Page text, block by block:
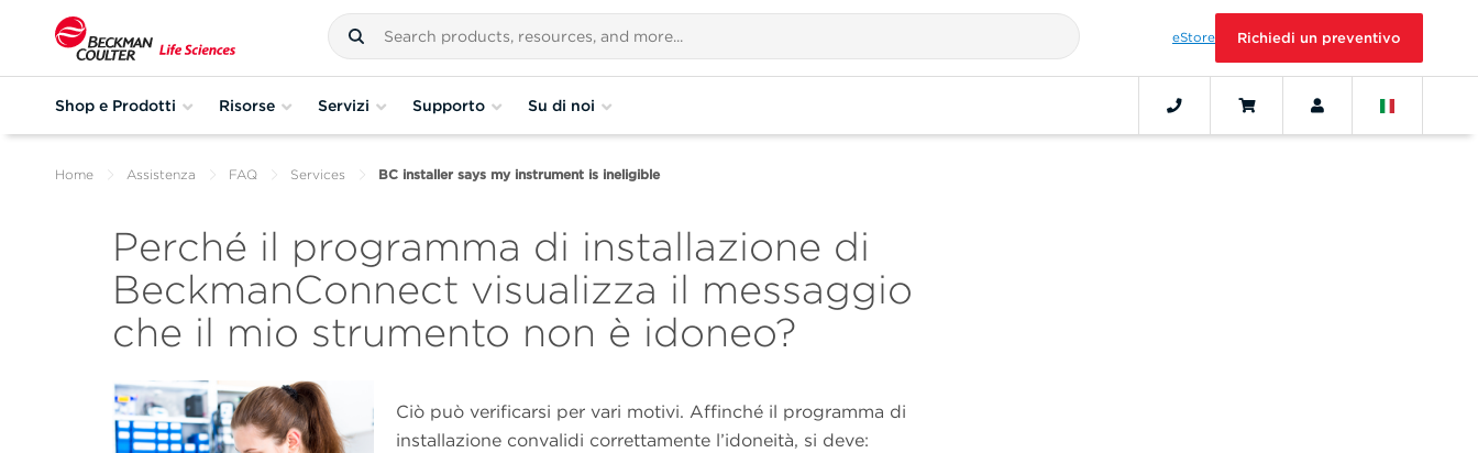
eStore Richiedi un preventivo
Shop e Prodotti Risorse Servizi Supporto Su di noi
Home Assistenza FAQ Services BC installer says my instrument is ineligible
Perché il programma di installazione di
BeckmanConnect visualizza il messaggio
che il mio strumento non è idoneo?
Ciò può verificarsi per vari motivi. Affinché il programma di
installazione convalidi correttamente l’idoneità, si deve: